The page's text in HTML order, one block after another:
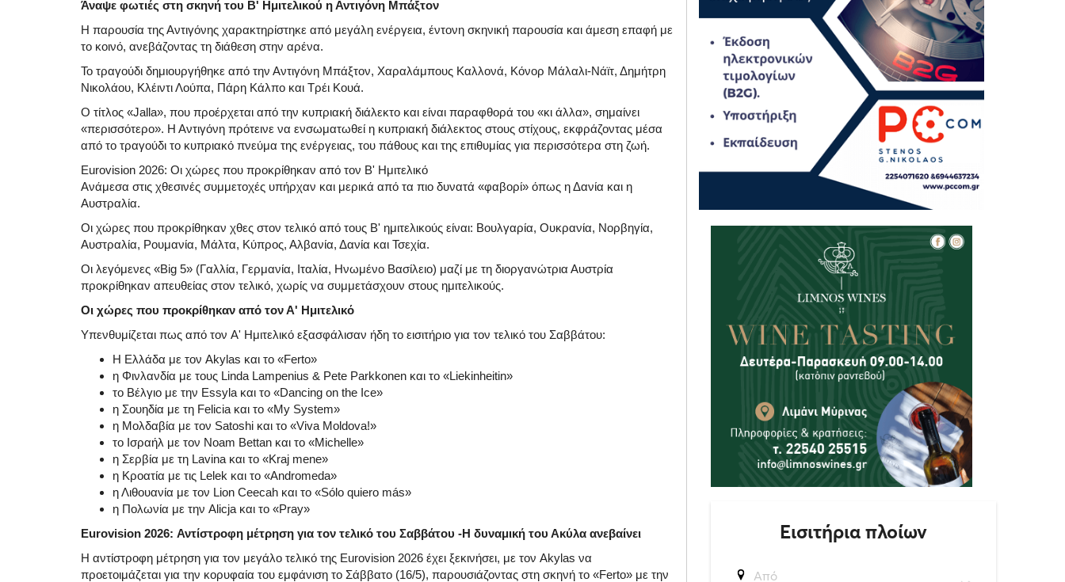
Άναψε φωτιές στη σκηνή του Β' Ημιτελικού η Αντιγόνη Μπάξτον
Η παρουσία της Αντιγόνης χαρακτηρίστηκε από μεγάλη ενέργεια, έντονη σκηνική παρουσία και άμεση επαφή με
το κοινό, ανεβάζοντας τη διάθεση στην αρένα.
Το τραγούδι δημιουργήθηκε από την Αντιγόνη Μπάξτον, Χαραλάμπους Καλλονά, Κόνορ Μάλαλι-Νάϊτ, Δημήτρη
Νικολάου, Κλέιντι Λούπα, Πάρη Κάλπο και Τρέι Κουά.
Ο τίτλος «Jalla», που προέρχεται από την κυπριακή διάλεκτο και είναι παραφθορά του «κι άλλα», σημαίνει
«περισσότερο». Η Αντιγόνη πρότεινε να ενσωματωθεί η κυπριακή διάλεκτος στους στίχους, εκφράζοντας μέσα
από το τραγούδι το κυπριακό πνεύμα της ενέργειας, του πάθους και της επιθυμίας για περισσότερα στη ζωή.
Eurovision 2026: Οι χώρες που προκρίθηκαν από τον Β' Ημιτελικό
Ανάμεσα στις χθεσινές συμμετοχές υπήρχαν και μερικά από τα πιο δυνατά «φαβορί» όπως η Δανία και η
Αυστραλία.
Οι χώρες που προκρίθηκαν χθες στον τελικό από τους Β' ημιτελικούς είναι: Βουλγαρία, Ουκρανία, Νορβηγία,
Αυστραλία, Ρουμανία, Μάλτα, Κύπρος, Αλβανία, Δανία και Τσεχία.
Οι λεγόμενες «Big 5» (Γαλλία, Γερμανία, Ιταλία, Ηνωμένο Βασίλειο) μαζί με τη διοργανώτρια Αυστρία
προκρίθηκαν απευθείας στον τελικό, χωρίς να συμμετάσχουν στους ημιτελικούς.
Οι χώρες που προκρίθηκαν από τον Α' Ημιτελικό
Υπενθυμίζεται πως από τον Α' Ημιτελικό εξασφάλισαν ήδη το εισιτήριο για τον τελικό του Σαββάτου:
Η Ελλάδα με τον Akylas και το «Ferto»
η Φινλανδία με τους Linda Lampenius & Pete Parkkonen και το «Liekinheitin»
το Βέλγιο με την Essyla και το «Dancing on the Ice»
η Σουηδία με τη Felicia και το «My System»
η Μολδαβία με τον Satoshi και το «Viva Moldova!»
το Ισραήλ με τον Noam Bettan και το «Michelle»
η Σερβία με τη Lavina και το «Kraj mene»
η Κροατία με τις Lelek και το «Andromeda»
η Λιθουανία με τον Lion Ceecah και το «Sólo quiero más»
η Πολωνία με την Alicja και το «Pray»
Eurovision 2026: Αντίστροφη μέτρηση για τον τελικό του Σαββάτου -Η δυναμική του Ακύλα ανεβαίνει
Η αντίστροφη μέτρηση για τον μεγάλο τελικό της Eurovision 2026 έχει ξεκινήσει, με τον Akylas να
προετοιμάζεται για την κορυφαία του εμφάνιση το Σάββατο (16/5), παρουσιάζοντας στη σκηνή το «Ferto» με την